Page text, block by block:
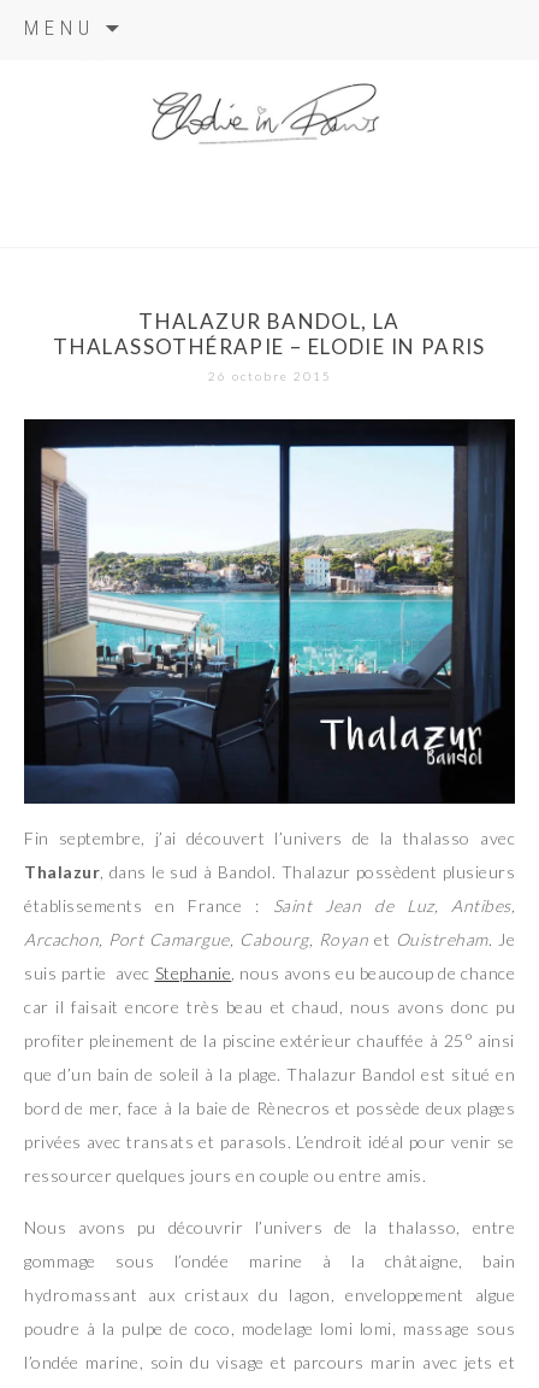
MENU
THALAZUR BANDOL, LA
THALASSOTHÉRAPIE – ELODIE IN PARIS
26 octobre 2015
Fin septembre, j’ai découvert l’univers de la thalasso avec
Thalazur , dans le sud à Bandol. Thalazur possèdent plusieurs
établissements en France : Saint Jean de Luz, Antibes,
Arcachon, Port Camargue, Cabourg, Royanet Ouistreham. Je
suis partie avec Stephanie , nous avons eu beaucoup de chance
car il faisait encore très beau et chaud, nous avons donc pu
profiter pleinement de la piscine extérieur chauffée à 25° ainsi
que d’un bain de soleil à la plage. Thalazur Bandol est situé en
bord de mer, face à la baie de Rènecros et possède deux plages
privées avec transats et parasols. L’endroit idéal pour venir se
ressourcer quelques jours en couple ou entre amis.
Nous avons pu découvrir l’univers de la thalasso, entre
gommage sous l’ondée marine à la châtaigne, bain
hydromassant aux cristaux du lagon, enveloppement algue
poudre à la pulpe de coco, modelage lomi lomi, massage sous
l’ondée marine, soin du visage et parcours marin avec jets et